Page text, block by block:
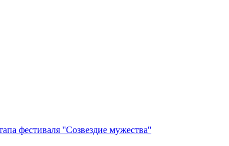
фестиваля ''Созвездие мужества''